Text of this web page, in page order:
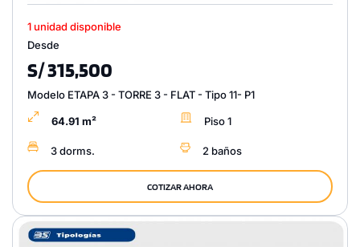
1 unidad disponible
Desde
S/ 315,500
Modelo ETAPA 3 - TORRE 3 - FLAT - Tipo 11- P1
64.91 m² Piso 1
3 dorms. 2 baños
COTIZAR AHORA